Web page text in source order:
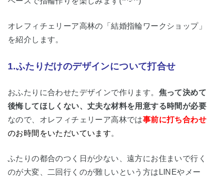
オレフィチェリーア高林の「結婚指輪ワークショップ」
を紹介します。
1.ふたりだけのデザインについて打合せ
おふたりに合わせたデザインで作ります。 焦って決めて
後悔してほしくない、丈夫な材料を用意する時間が必要
なので、オレフィチェリーア高林では事前に打ち合わせ
のお時間をいただいています。
ふたりの都合のつく日が少ない、遠方にお住まいで行く
のが大変、二回行くのが難しいという方はLINEやメー